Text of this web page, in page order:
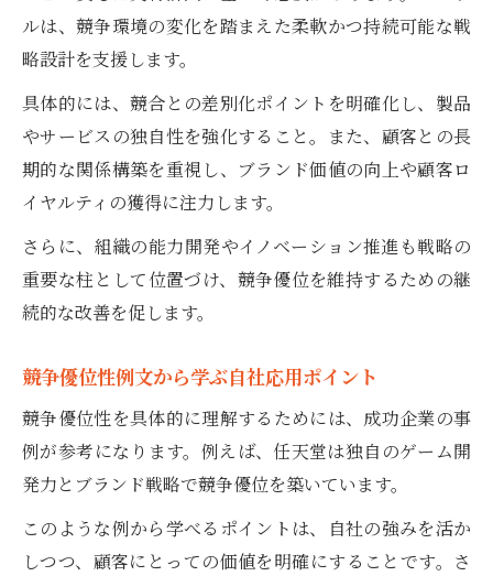
ルは、競争環境の変化を踏まえた柔軟かつ持続可能な戦
略設計を支援します。
具体的には、競合との差別化ポイントを明確化し、製品
やサービスの独自性を強化すること。また、顧客との長
期的な関係構築を重視し、ブランド価値の向上や顧客ロ
イヤルティの獲得に注力します。
さらに、組織の能力開発やイノベーション推進も戦略の
重要な柱として位置づけ、競争優位を維持するための継
続的な改善を促します。
競争優位性例文から学ぶ自社応用ポイント
競争優位性を具体的に理解するためには、成功企業の事
例が参考になります。例えば、任天堂は独自のゲーム開
発力とブランド戦略で競争優位を築いています。
このような例から学べるポイントは、自社の強みを活か
しつつ、顧客にとっての価値を明確にすることです。さ